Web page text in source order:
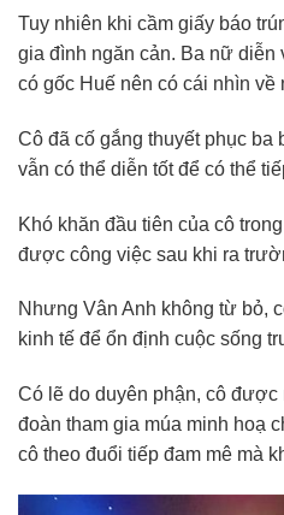
Tuy nhiên khi cầm giấy báo
gia đình ngăn cản. Ba nữ diễn
có gốc Huế nên có cái nhìn
Cô đã cố gắng thuyết phục ba
vẫn có thể diễn tốt để có thể
Khó khăn đầu tiên của cô
được công việc sau khi ra
Nhưng Vân Anh không từ bỏ,
kinh tế để ổn định cuộc sống
Có lẽ do duyên phận, cô
đoàn tham gia múa minh hoạ
cô theo đuổi tiếp đam mê mà